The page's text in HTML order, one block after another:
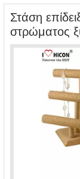
Στάση
στρώματος